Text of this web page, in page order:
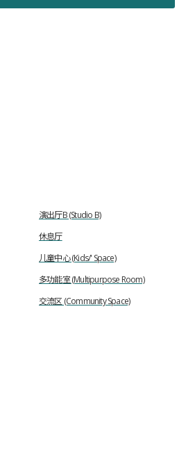
演出厅B (Studio B)
休息厅
儿童中心 (Kids/' Space)
多功能室 (Multipurpose Room)
交流区 (Community Space)